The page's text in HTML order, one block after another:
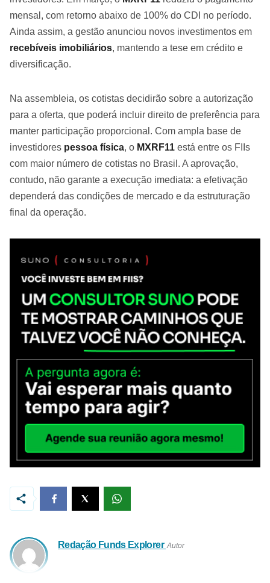
mensal, com retorno abaixo de 100% do CDI no período.
Ainda assim, a gestão anunciou novos investimentos em
recebíveis imobiliários, mantendo a tese em crédito e
diversificação.
Na assembleia, os cotistas decidirão sobre a autorização
para a oferta, que poderá incluir direito de preferência para
manter participação proporcional. Com ampla base de
investidores pessoa física, o MXRF11 está entre os FIIs
com maior número de cotistas no Brasil. A aprovação,
contudo, não garante a execução imediata: a efetivação
dependerá das condições de mercado e da estruturação
final da operação.
Redação Funds Explorer Autor